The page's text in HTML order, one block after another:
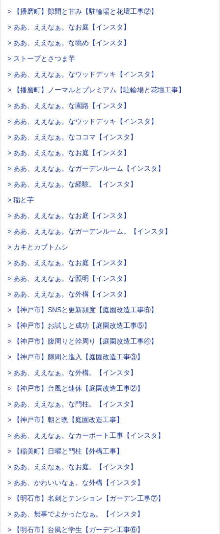
> 【播磨町】隙間と甘み【駐輪場と花壇工事②】
> ああ、ええなぁ。なお庭【インスタ】
> ああ、ええなぁ。な眺め【インスタ】
> ストーブとさつま芋
> ああ、ええなぁ。なウッドデッキ【インスタ】
> 【播磨町】ノーマルとプレミアム【駐輪場と花壇工事】
> ああ、ええなぁ。な園路【インスタ】
> ああ、ええなぁ。なウッドデッキ【インスタ】
> ああ、ええなぁ。なココマ【インスタ】
> ああ、ええなぁ。なお庭【インスタ】
> ああ、ええなぁ。なガーデンルーム【インスタ】
> ああ、ええなぁ。な経験。【インスタ】
> 稲と芋
> ああ、ええなぁ。なお庭【インスタ】
> ああ、ええなぁ。なガーデンルーム。【インスタ】
> カキとカブトムシ
> ああ、ええなぁ。なお庭【インスタ】
> ああ、ええなぁ。な照明【インスタ】
> ああ、ええなぁ。な外構【インスタ】
> 【神戸市】SNSと更新頻度【庭園改造工事⑥】
> 【神戸市】お試しと成功【庭園改造工事⑤】
> 【神戸市】腹周りと幹周り【庭園改造工事④】
> 【神戸市】隙間と進入【庭園改造工事③】
> ああ、ええなぁ。な外構。【インスタ】
> 【神戸市】台風と連休【庭園改造工事②】
> ああ、ええなぁ。な門柱。【インスタ】
> 【神戸市】朝と晩【庭園改造工事】
> ああ、ええなぁ。なカーポート工事【インスタ】
> 【稲美町】日曜と門柱【外構工事】
> ああ、ええなぁ。なお庭。【インスタ】
> ああ、かわいいなぁ。な外構【インスタ】
> 【明石市】名刺とテンション【ガーデン工事⑦】
> ああ、無事でよかったなぁ。【インスタ】
> 【明石市】台風と学生【ガーデン工事⑥】